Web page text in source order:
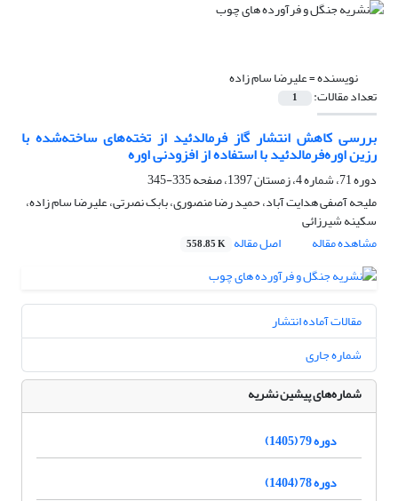
نویسنده =علیرضا سام زاده
تعداد مقالات: 1
بررسی کاهش انتشار گاز فرمالدئید از تخته‌های ساخته‌شده با
رزین اوره‌فرمالدئید با استفاده از افزودنی اوره
دوره 71، شماره 4، زمستان 1397، صفحه
335-345
ملیحه آصفی هدایت آباد، حمید رضا منصوری، بابک نصرتی، علیرضا سام زاده،
سکینه شیرزائی
مشاهده مقاله
اصل مقاله 558.85 K
مقالات آماده انتشار
شماره جاری
شماره‌های پیشین نشریه
دوره 79 (1405)
دوره 78 (1404)